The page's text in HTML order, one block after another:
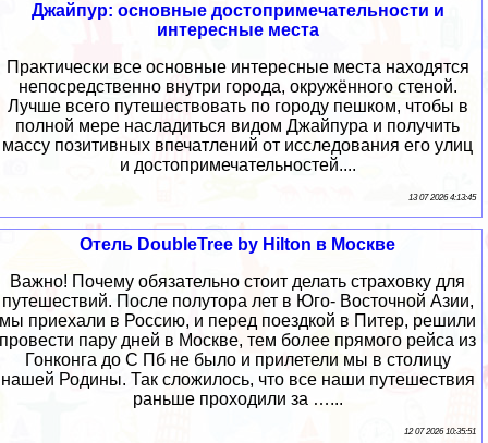
Джайпур: основные достопримечательности и
интересные места
Практически все основные интересные места находятся
непосредственно внутри города, окружённого стеной.
Лучше всего путешествовать по городу пешком, чтобы в
полной мере насладиться видом Джайпура и получить
массу позитивных впечатлений от исследования его улиц
и достопримечательностей....
13 07 2026 4:13:45
Отель DoubleTree by Hilton в Москве
Важно! Почему обязательно стоит делать страховку для
путешествий. После полутора лет в Юго- Восточной Азии,
мы приехали в Россию, и перед поездкой в Питер, решили
провести пару дней в Москве, тем более прямого рейса из
Гонконга до С Пб не было и прилетели мы в столицу
нашей Родины. Так сложилось, что все наши путешествия
раньше проходили за …...
12 07 2026 10:35:51